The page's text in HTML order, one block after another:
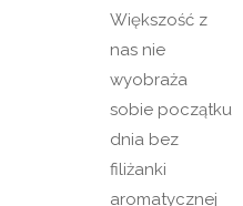
Większość z
nas nie
wyobraża
sobie początku
dnia bez
filiżanki
aromatycznej